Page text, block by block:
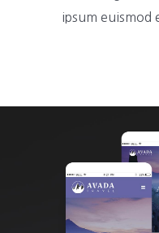
ipsum euismod